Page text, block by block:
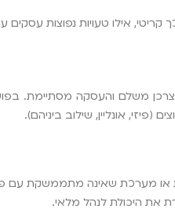
אילו טעויות נפוצות עסקים
משלם והעסקה מסתיימת.
(פיזי, אונליין, שילוב ביניהם).
מערכת שאינה מתממשקת עם
את היכולת לנהל מלאי.